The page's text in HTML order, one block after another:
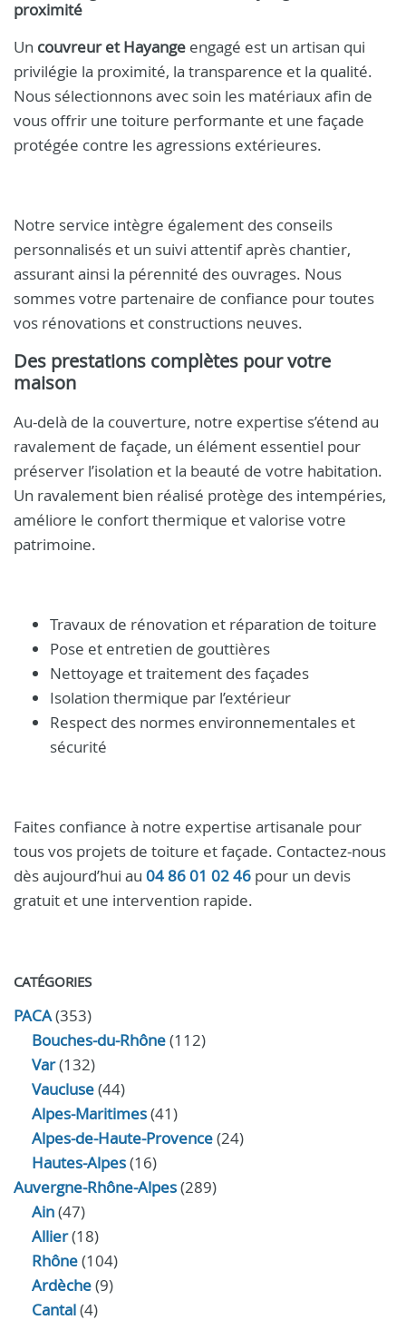
proximité
Un couvreur et Hayange engagé est un artisan qui
privilégie la proximité, la transparence et la qualité.
Nous sélectionnons avec soin les matériaux afin de
vous offrir une toiture performante et une façade
protégée contre les agressions extérieures.
Notre service intègre également des conseils
personnalisés et un suivi attentif après chantier,
assurant ainsi la pérennité des ouvrages. Nous
sommes votre partenaire de confiance pour toutes
vos rénovations et constructions neuves.
Des prestations complètes pour votre
maison
Au-delà de la couverture, notre expertise s’étend au
ravalement de façade, un élément essentiel pour
préserver l’isolation et la beauté de votre habitation.
Un ravalement bien réalisé protège des intempéries,
améliore le confort thermique et valorise votre
patrimoine.
Travaux de rénovation et réparation de toiture
Pose et entretien de gouttières
Nettoyage et traitement des façades
Isolation thermique par l’extérieur
Respect des normes environnementales et
sécurité
Faites confiance à notre expertise artisanale pour
tous vos projets de toiture et façade. Contactez-nous
dès aujourd’hui au 04 86 01 02 46 pour un devis
gratuit et une intervention rapide.
CATÉGORIES
PACA(353)
Bouches-du-Rhône(112)
Var(132)
Vaucluse(44)
Alpes-Maritimes(41)
Alpes-de-Haute-Provence(24)
Hautes-Alpes(16)
Auvergne-Rhône-Alpes(289)
Ain(47)
Allier(18)
Rhône(104)
Ardèche(9)
Cantal(4)